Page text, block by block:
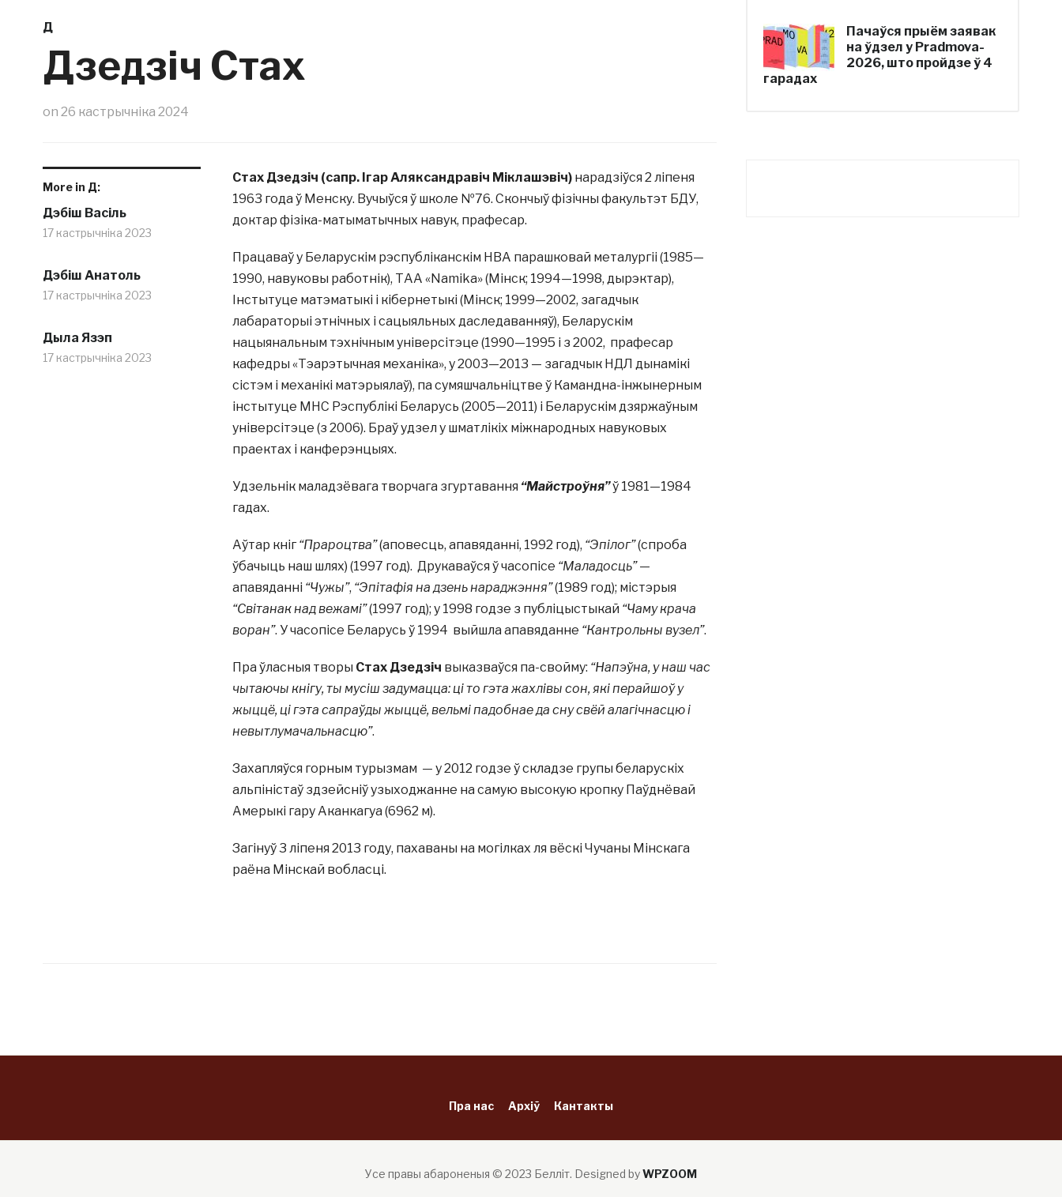
Д
Дзедзіч Стах
on 26 кастрычніка 2024
More in Д:
Дэбіш Васіль
17 кастрычніка 2023
Дэбіш Анатоль
17 кастрычніка 2023
Дыла Язэп
17 кастрычніка 2023
Стах Дзедзіч (сапр. Ігар Аляксандравіч Міклашэвіч)нарадзіўся 2 ліпеня
1963 года ў Менску. Вучыўся ў школе №76. Скончыў фізічны факультэт БДУ,
доктар фізіка-матыматычных навук, прафесар.
Працаваў у Беларускім рэспубліканскім НВА парашковай металургіі (1985—
1990, навуковы работнік), ТАА «Namika» (Мінск; 1994—1998, дырэктар),
Інстытуце матэматыкі і кібернетыкі (Мінск; 1999—2002, загадчык
лабараторыі этнічных і сацыяльных даследаванняў), Беларускім
нацыянальным тэхнічным універсітэце (1990—1995 і з 2002, прафесар
кафедры «Тэарэтычная механіка», у 2003—2013 — загадчык НДЛ дынамікі
сістэм і механікі матэрыялаў), па сумяшчальніцтве ў Камандна-інжынерным
інстытуце МНС Рэспублікі Беларусь (2005—2011) і Беларускім дзяржаўным
універсітэце (з 2006). Браў удзел у шматлікіх міжнародных навуковых
праектах і канферэнцыях.
Удзельнік маладзёвага творчага згуртавання “Майстроўня”ў 1981—1984
гадах.
Аўтар кніг“Прароцтва”(аповесць, апавяданні, 1992 год), “Эпілог”(спроба
ўбачыць наш шлях) (1997 год). Друкаваўся ў часопісе “Маладосць”—
апавяданні “Чужы”, “Эпітафія на дзень нараджэння”(1989 год); містэрыя
“Світанак над вежамі”(1997 год); у 1998 годзе з публіцыстыкай “Чаму крача
воран”. У часопісе Беларусь ў 1994 выйшла апавяданне “Кантрольны вузел”.
Пра ўласныя творы Стах Дзедзіч выказваўся па-свойму: “Напэўна, у наш час
чытаючы кнігу, ты мусіш задумацца: ці то гэта жахлівы сон, які перайшоў у
жыццё, ці гэта сапраўды жыццё, вельмі падобнае да сну свёй алагічнасцю і
невытлумачальнасцю”.
Захапляўся горным турызмам — у 2012 годзе ў складзе групы беларускіх
альпіністаў здзейсніў узыходжанне на самую высокую кропку Паўднёвай
Амерыкі гару Аканкагуа (6962 м).
Загінуў 3 ліпеня 2013 году, пахаваны на могілках ля вёскі Чучаны Мінскага
раёна Мінскай вобласці.
Пачаўся прыём заявак
на ўдзел у Pradmova-
2026, што пройдзе ў 4
гарадах
Пра нас Архіў Кантакты
Усе правы абароненыя © 2023 Белліт. Designed byWPZOOM